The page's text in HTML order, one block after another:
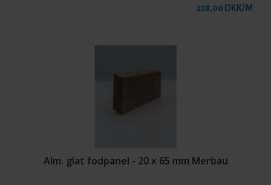
228,00 DKK/M
Alm. glat fodpanel - 20 x 65 mm Merbau